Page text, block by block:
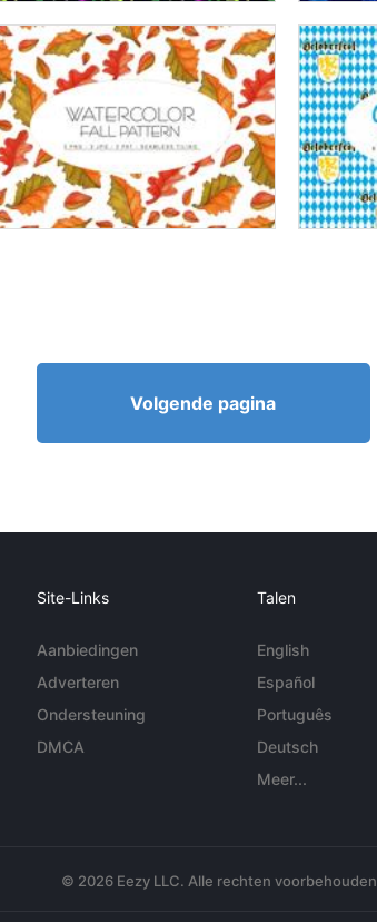
Volgende pagina
Site-Links
Aanbiedingen
Adverteren
Ondersteuning
DMCA
Talen
English
Español
Português
Deutsch
Meer...
© 2026 Eezy LLC. Alle rechten voorbehouden